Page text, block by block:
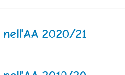
2020/21